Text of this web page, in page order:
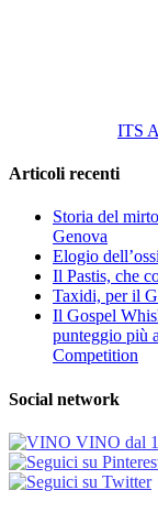
ITS
Articoli recenti
Storia del
Genova
Elogio
Il Pastis, che
Taxidi, per il
Il Gospel
punteggio più
Competition
Social network